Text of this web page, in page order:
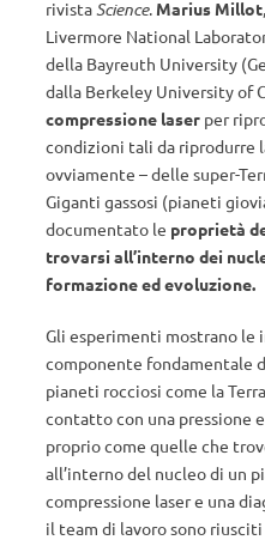
rivistaScience. Marius Millot
Livermore National
della Bayreuth University
dalla Berkeley University of
compressione laser per
condizioni tali da riprodurre
ovviamente – delle super-
Giganti gassosi (pianeti
documentato le proprietà
trovarsi all’interno dei
formazione ed evoluzione.
Gli esperimenti mostrano le
componente fondamentale
pianeti rocciosi come la
contatto con una pressione
proprio come quelle che
all’interno del nucleo di un
compressione laser e una
il team di lavoro sono riusciti